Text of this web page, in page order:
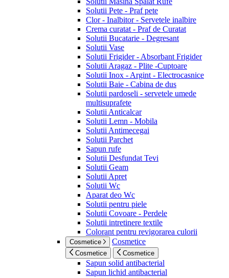
Solutii Pete - Praf pete
Clor - Inalbitor - Servetele inalbire
Crema curatat - Praf de Curatat
Solutii Bucatarie - Degresant
Solutii Vase
Solutii Frigider - Absorbant Frigider
Solutii Aragaz - Plite -Cuptoare
Solutii Inox - Argint - Electrocasnice
Solutii Baie - Cabina de dus
Solutii pardoseli - servetele umede
multisuprafete
Solutii Anticalcar
Solutii Lemn - Mobila
Solutii Antimecegai
Solutii Parchet
Sapun rufe
Solutii Desfundat Tevi
Solutii Geam
Solutii Apret
Solutii Wc
Aparat deo Wc
Solutii pentru piele
Solutii Covoare - Perdele
Solutii intretinere textile
Colorant pentru revigorarea culorii
Cosmetice Cosmetice
Cosmetice Cosmetice
Sapun solid antibacterial
Sapun lichid antibacterial